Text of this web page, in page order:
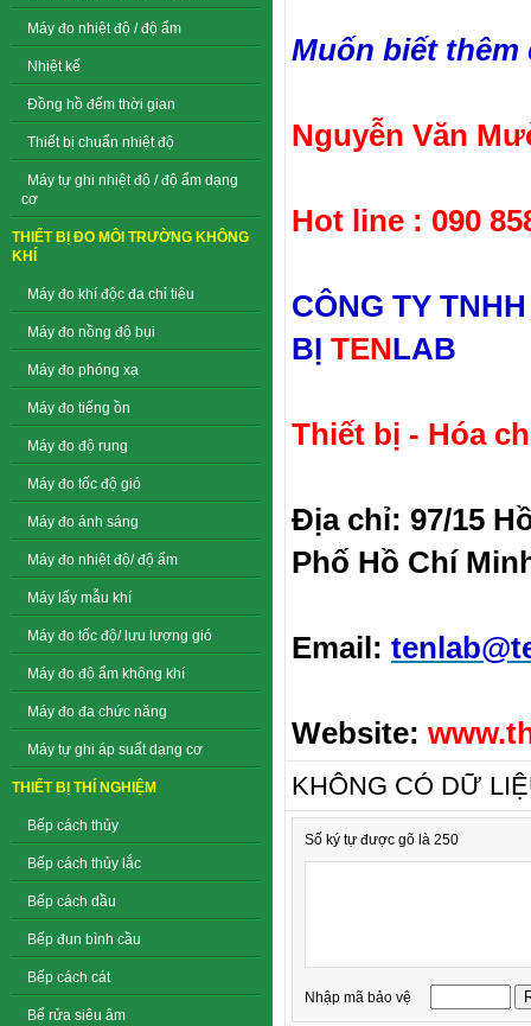
Máy đo nhiệt độ / độ ẩm
Nhiệt kế
Đồng hồ đếm thời gian
Thiết bị chuẩn nhiệt độ
Máy tự ghi nhiệt độ / độ ẩm dạng
cơ
THIẾT BỊ ĐO MÔI TRƯỜNG KHÔNG
KHÍ
Máy đo khí độc đa chỉ tiêu
Máy đo nồng độ bụi
Máy đo phóng xạ
Máy đo tiếng ồn
Máy đo độ rung
Máy đo tốc độ gió
Máy đo ánh sáng
Máy đo nhiệt độ/ độ ẩm
Máy lấy mẫu khí
Máy đo tốc độ/ lưu lượng gió
Máy đo độ ẩm không khí
Máy đo đa chức năng
Máy tự ghi áp suất dạng cơ
THIẾT BỊ THÍ NGHIỆM
Bếp cách thủy
Bếp cách thủy lắc
Bếp cách dầu
Bếp đun bình cầu
Bếp cách cát
Bể rửa siêu âm
Muốn biết
Nguyễn Văn
Hot line : 090
CÔNG TY
BỊ TENLAB
Thiết bị - Hóa
Địa chỉ: 97/15
Phố Hồ Chí
Email:
Website:
KHÔNG CÓ DỮ
Số ký tự được gõ là 250
Nhập mã bảo vệ